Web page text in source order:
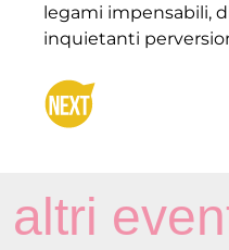
legami impensabili,
inquietanti
altri